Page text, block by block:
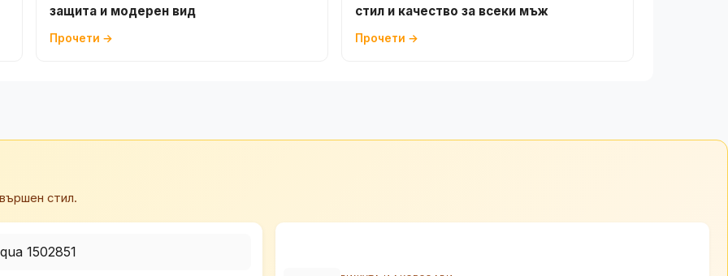
защита и модерен вид
Прочети →
стил и качество за всеки мъж
Прочети →
стил.